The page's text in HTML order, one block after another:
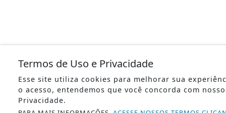
Termos de Uso e Privacidade
Esse site utiliza cookies para melhorar sua
o acesso, entendemos que você concorda com
Privacidade.